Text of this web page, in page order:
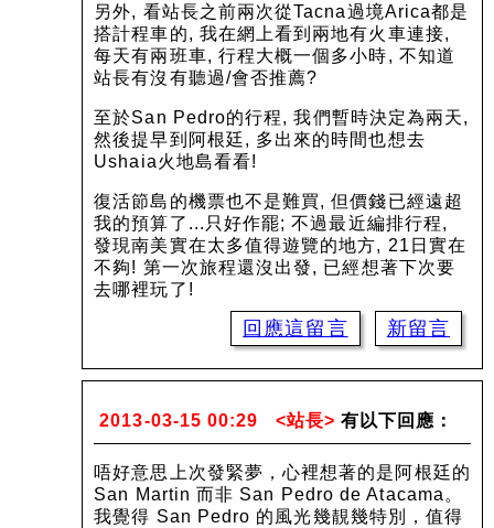
另外, 看站長之前兩次從Tacna過境Arica都是
搭計程車的, 我在網上看到兩地有火車連接,
每天有兩班車, 行程大概一個多小時, 不知道
站長有沒有聽過/會否推薦?
至於San Pedro的行程, 我們暫時決定為兩天,
然後提早到阿根廷, 多出來的時間也想去
Ushaia火地島看看!
復活節島的機票也不是難買, 但價錢已經遠超
我的預算了...只好作罷; 不過最近編排行程,
發現南美實在太多值得遊覽的地方, 21日實在
不夠! 第一次旅程還沒出發, 已經想著下次要
去哪裡玩了!
回應這留言 新留言
2013-03-15 00:29 <站長> 有以下回應：
唔好意思上次發緊夢，心裡想著的是阿根廷的
San Martin 而非 San Pedro de Atacama。
我覺得 San Pedro 的風光幾靚幾特別，值得